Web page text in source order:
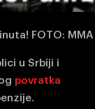
FOTO: MMA
u Srbiji i
povratka